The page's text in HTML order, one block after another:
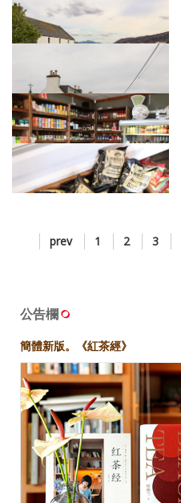
6208 Day6 Ullapool小鎮 Oak
6210 Day6 Ullapool小鎮
6211 Day6 Ullapool小鎮
prev 1 2 3
公告欄
簡體新版。《紅茶經》